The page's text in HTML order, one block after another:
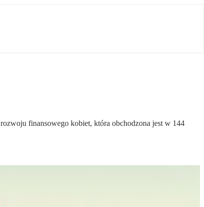
finansowego kobiet, która obchodzona jest w 144